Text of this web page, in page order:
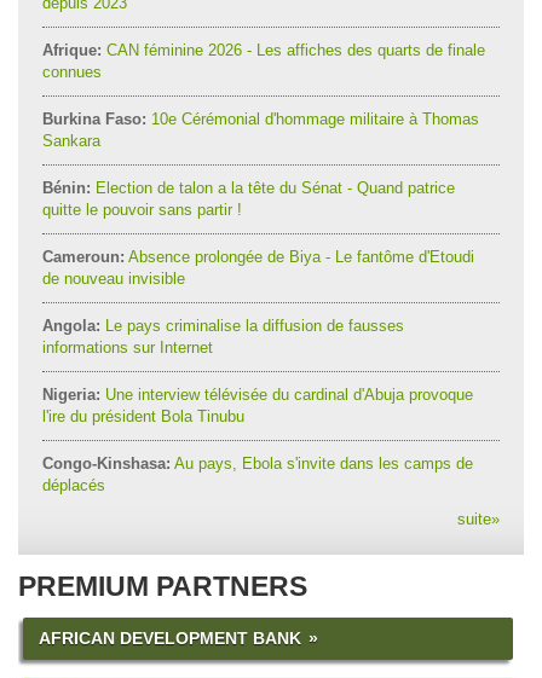
Afrique: CAN féminine 2026 - Les affiches des quarts de finale
connues
Burkina Faso: 10e Cérémonial d'hommage militaire à Thomas
Sankara
Bénin: Election de talon a la tête du Sénat - Quand patrice
quitte le pouvoir sans partir !
Cameroun: Absence prolongée de Biya - Le fantôme d'Etoudi
de nouveau invisible
Angola: Le pays criminalise la diffusion de fausses
informations sur Internet
Nigeria: Une interview télévisée du cardinal d'Abuja provoque
l'ire du président Bola Tinubu
Congo-Kinshasa: Au pays, Ebola s'invite dans les camps de
déplacés
suite»
PREMIUM PARTNERS
AFRICAN DEVELOPMENT BANK